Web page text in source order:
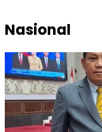
Nasional